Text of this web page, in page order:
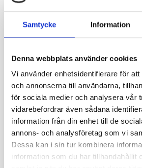
Samtycke Information
Denna webbplats använder cookies
Vi använder enhetsidentifierare för
och annonserna till användarna,
för sociala medier och analysera vår
vidarebefordrar även sådana
information från din enhet till de
annons- och analysföretag som vi
Dessa kan i sin tur kombinera
information som du har tillhandahållit
Ge ett omdöme!
Klassiskt däck med allroundmönster för
dubbats, passar utmärkt för vinterväglag.
Dubbat med 120st dubb som är limmade.
Diagonal-däck.
6PR.
20mm mönsterdjup.
OBS, Bilden visar ett odubbat däck. Men
dubbat och klart att användas.
Specifikationer